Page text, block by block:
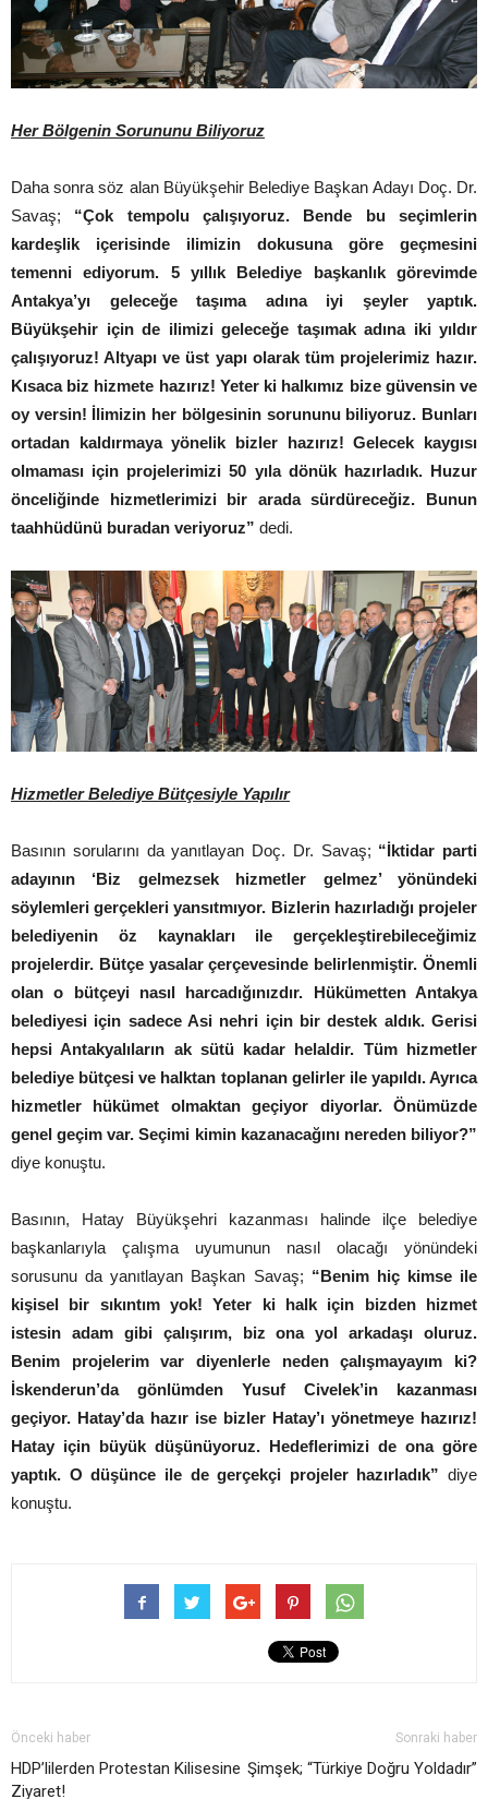
Her Bölgenin Sorununu Biliyoruz
Daha sonra söz alan Büyükşehir Belediye Başkan Adayı Doç. Dr.
Savaş; “Çok tempolu çalışıyoruz. Bende bu seçimlerin
kardeşlik içerisinde ilimizin dokusuna göre geçmesini
temenni ediyorum. 5 yıllık Belediye başkanlık görevimde
Antakya’yı geleceğe taşıma adına iyi şeyler yaptık.
Büyükşehir için de ilimizi geleceğe taşımak adına iki yıldır
çalışıyoruz! Altyapı ve üst yapı olarak tüm projelerimiz hazır.
Kısaca biz hizmete hazırız! Yeter ki halkımız bize güvensin ve
oy versin! İlimizin her bölgesinin sorununu biliyoruz. Bunları
ortadan kaldırmaya yönelik bizler hazırız! Gelecek kaygısı
olmaması için projelerimizi 50 yıla dönük hazırladık. Huzur
önceliğinde hizmetlerimizi bir arada sürdüreceğiz. Bunun
taahhüdünü buradan veriyoruz” dedi.
Hizmetler Belediye Bütçesiyle Yapılır
Basının sorularını da yanıtlayan Doç. Dr. Savaş; “İktidar parti
adayının ‘Biz gelmezsek hizmetler gelmez’ yönündeki
söylemleri gerçekleri yansıtmıyor. Bizlerin hazırladığı projeler
belediyenin öz kaynakları ile gerçekleştirebileceğimiz
projelerdir. Bütçe yasalar çerçevesinde belirlenmiştir. Önemli
olan o bütçeyi nasıl harcadığınızdır. Hükümetten Antakya
belediyesi için sadece Asi nehri için bir destek aldık. Gerisi
hepsi Antakyalıların ak sütü kadar helaldir. Tüm hizmetler
belediye bütçesi ve halktan toplanan gelirler ile yapıldı. Ayrıca
hizmetler hükümet olmaktan geçiyor diyorlar. Önümüzde
genel geçim var. Seçimi kimin kazanacağını nereden biliyor?”
diye konuştu.
Basının, Hatay Büyükşehri kazanması halinde ilçe belediye
başkanlarıyla çalışma uyumunun nasıl olacağı yönündeki
sorusunu da yanıtlayan Başkan Savaş; “Benim hiç kimse ile
kişisel bir sıkıntım yok! Yeter ki halk için bizden hizmet
istesin adam gibi çalışırım, biz ona yol arkadaşı oluruz.
Benim projelerim var diyenlerle neden çalışmayayım ki?
İskenderun’da gönlümden Yusuf Civelek’in kazanması
geçiyor. Hatay’da hazır ise bizler Hatay’ı yönetmeye hazırız!
Hatay için büyük düşünüyoruz. Hedeflerimizi de ona göre
yaptık. O düşünce ile de gerçekçi projeler hazırladık” diye
konuştu.
Önceki haber
HDP’lilerden Protestan Kilisesine
Ziyaret!
Sonraki haber
Şimşek; “Türkiye Doğru Yoldadır”